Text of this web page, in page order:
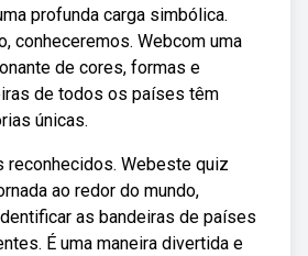
profunda carga simbólica.
conheceremos. Webcom uma
de cores, formas e
de todos os países têm
únicas.
reconhecidos. Webeste quiz
ao redor do mundo,
as bandeiras de países
É uma maneira divertida e